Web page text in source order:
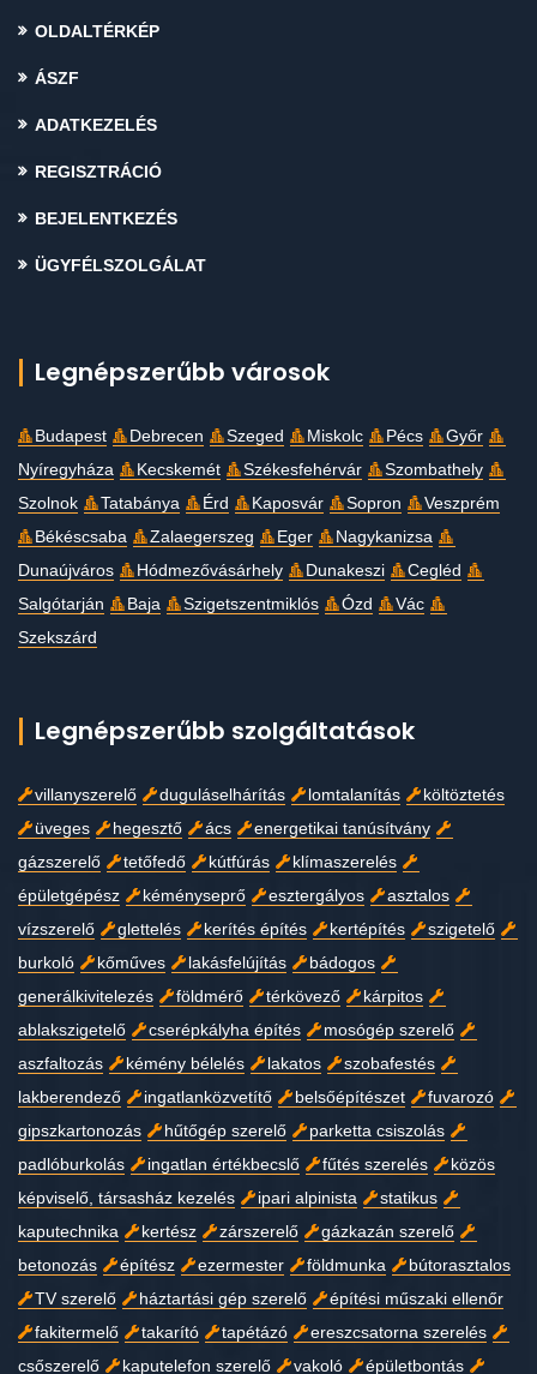
OLDALTÉRKÉP
ÁSZF
ADATKEZELÉS
REGISZTRÁCIÓ
BEJELENTKEZÉS
ÜGYFÉLSZOLGÁLAT
Legnépszerűbb városok
Budapest Debrecen Szeged Miskolc Pécs
Győr
Nyíregyháza
Kecskemét Székesfehérvár
Szombathely
Szolnok
Tatabánya Érd Kaposvár Sopron
Veszprém
Békéscsaba
Zalaegerszeg Eger
Nagykanizsa
Dunaújváros
Hódmezővásárhely Dunakeszi
Cegléd
Salgótarján
Baja Szigetszentmiklós Ózd
Vác
Szekszárd
Legnépszerűbb szolgáltatások
villanyszerelő duguláselhárítás lomtalanítás
költöztetés
üveges
hegesztő ács
energetikai tanúsítvány
gázszerelő
tetőfedő kútfúrás
klímaszerelés
épületgépész
kéményseprő esztergályos
asztalos
vízszerelő
glettelés kerítés építés kertépítés
szigetelő
burkoló
kőműves lakásfelújítás
bádogos
generálkivitelezés
földmérő térkövező
kárpitos
ablakszigetelő
cserépkályha építés
mosógép szerelő
aszfaltozás
kémény bélelés lakatos
szobafestés
lakberendező
ingatlanközvetítő belsőépítészet
fuvarozó
gipszkartonozás
hűtőgép szerelő
parketta csiszolás
padlóburkolás
ingatlan értékbecslő fűtés szerelés
közös
képviselő, társasház kezelés
ipari alpinista
statikus
kaputechnika
kertész zárszerelő
gázkazán szerelő
betonozás
építész ezermester földmunka
bútorasztalos
TV szerelő
háztartási gép szerelő
építési műszaki ellenőr
fakitermelő
takarító tapétázó
ereszcsatorna szerelés
csőszerelő
kaputelefon szerelő vakoló épületbontás